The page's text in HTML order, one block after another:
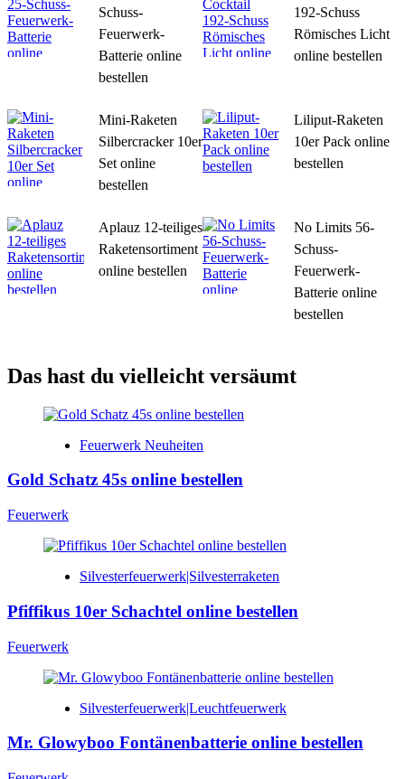
Schuss-
Feuerwerk-
Batterie online
bestellen
192-Schuss
Römisches Licht
online bestellen
Mini-Raketen
Silbercracker 10er
Set online
bestellen
Liliput-Raketen
10er Pack online
bestellen
Aplauz 12-teiliges
Raketensortiment
online bestellen
No Limits 56-
Schuss-
Feuerwerk-
Batterie online
bestellen
Das hast du vielleicht versäumt
Feuerwerk Neuheiten
Gold Schatz 45s online bestellen
Feuerwerk
Silvesterfeuerwerk|Silvesterraketen
Pfiffikus 10er Schachtel online bestellen
Feuerwerk
Silvesterfeuerwerk|Leuchtfeuerwerk
Mr. Glowyboo Fontänenbatterie online bestellen